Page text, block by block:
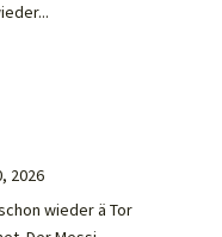
2026
wieder ä Tor